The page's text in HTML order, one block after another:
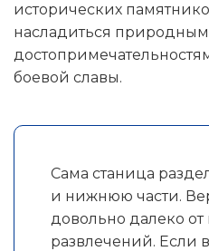
исторических
насладиться
боевой славы.
Сама станица
и нижнюю части.
довольно далеко
развлечений. Если